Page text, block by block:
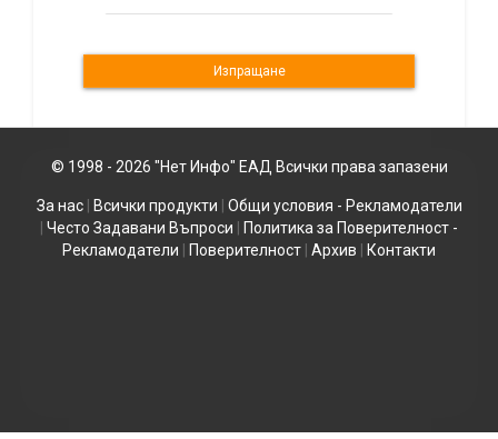
© 1998 - 2026 "Нет Инфо" ЕАД Всички права запазени
За нас| Всички продукти
Общи условия - Рекламодатели
Често Задавани Въпроси
Политика за Поверителност -
Рекламодатели
Поверителност Архив Контакти